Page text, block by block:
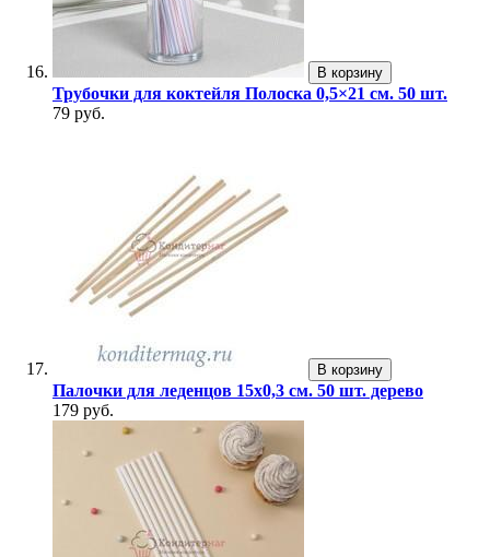
В корзину
Трубочки для коктейля Полоска 0,5×21 см. 50 шт.
79 руб.
В корзину
Палочки для леденцов 15х0,3 см. 50 шт. дерево
179 руб.